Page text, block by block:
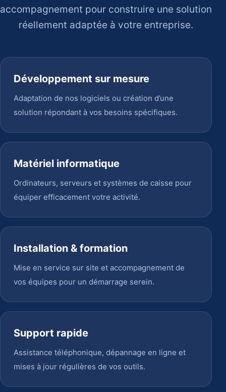
accompagnement pour construire une solution
réellement adaptée à votre entreprise.
Développement sur mesure
Adaptation de nos logiciels ou création d’une
solution répondant à vos besoins spécifiques.
Matériel informatique
Ordinateurs, serveurs et systèmes de caisse pour
équiper efficacement votre activité.
Installation & formation
Mise en service sur site et accompagnement de
vos équipes pour un démarrage serein.
Support rapide
Assistance téléphonique, dépannage en ligne et
mises à jour régulières de vos outils.